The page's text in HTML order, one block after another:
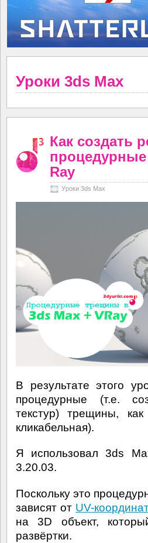
Уроки 3ds Max
Как создать
Ray
Уроки 3ds Max
В результате этого
процедурные (т.е.
текстур) трещины,
кликабельная).
Я использовал 3ds
3.20.03.
Поскольку это
зависят от UV-координат
на 3D объект,
развёртки.